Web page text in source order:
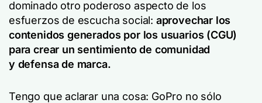
dominado otro poderoso aspecto de los
esfuerzos de escucha social: aprovechar los
contenidos generados por los usuarios (CGU)
para crear un sentimiento de comunidad
y defensa de marca.
Tengo que aclarar una cosa: GoPro no sólo